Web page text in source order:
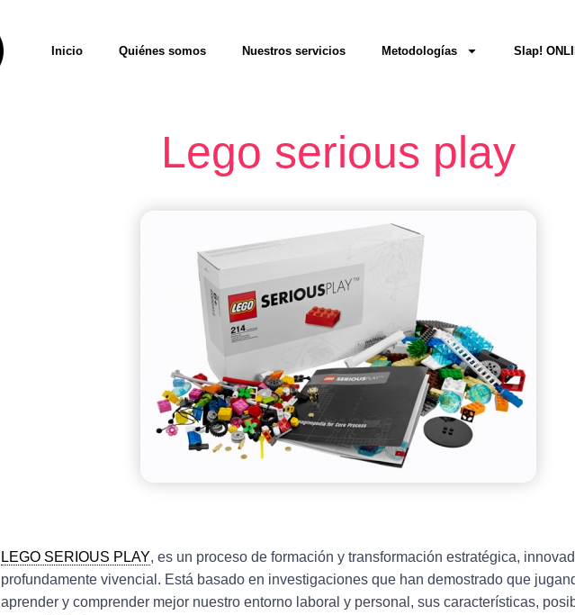
Inicio Quiénes somos Nuestros servicios Metodologías Slap!
Lego serious play
LEGO SERIOUS PLAY, es un proceso de formación y transformación estratégica,
profundamente vivencial. Está basado en investigaciones que han demostrado que
aprender y comprender mejor nuestro entorno laboral y personal, sus características,